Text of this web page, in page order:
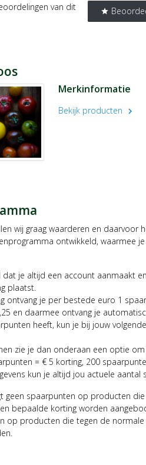
star
van dit
Merkinformatie
Bekijk producten chevron_right
wij graag waarderen en daarvoor
ontwikkeld, waarmee
dat je altijd een account aanmaakt
plaatst.
ontvang je per bestede euro 1
en daarmee ontvang je
heeft, kun je bij jouw
zie je dan onderaan een optie
= € 5 korting, 200
kun je altijd jou actuele aantal
geen spaarpunten op producten
bepaalde korting worden
op producten die tegen de